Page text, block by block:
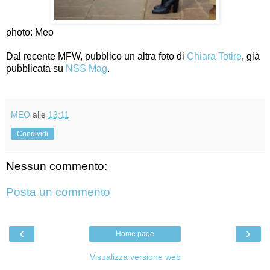
photo: Meo
Dal recente MFW, pubblico un altra foto di Chiara Totire, già
pubblicata su NSS Mag.
MEO alle 13:11
Condividi
Nessun commento:
Posta un commento
‹ ›
Home page
Visualizza versione web